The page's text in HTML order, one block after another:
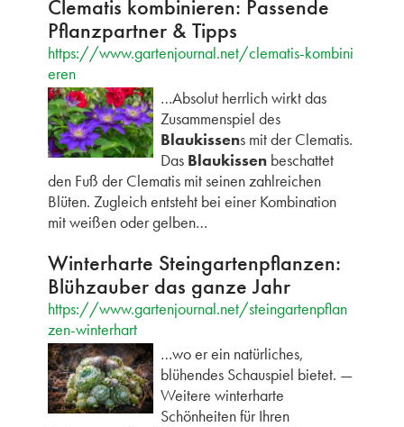
Clematis kombinieren: Passende
Pflanzpartner & Tipps
https://www.gartenjournal.net/clematis-kombini
eren
…Absolut herrlich wirkt das
Zusammenspiel des
Blaukissens mit der Clematis.
Das Blaukissenbeschattet
den Fuß der Clematis mit seinen zahlreichen
Blüten. Zugleich entsteht bei einer Kombination
mit weißen oder gelben…
Winterharte Steingartenpflanzen:
Blühzauber das ganze Jahr
https://www.gartenjournal.net/steingartenpflan
zen-winterhart
…wo er ein natürliches,
blühendes Schauspiel bietet. —
Weitere winterharte
Schönheiten für Ihren